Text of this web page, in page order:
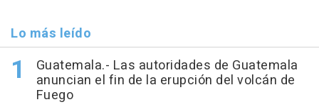
Lo más leído
Guatemala.- Las autoridades de Guatemala
anuncian el fin de la erupción del volcán de
Fuego